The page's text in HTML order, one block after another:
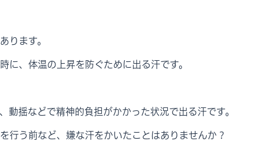
ります。
に、体温の上昇を防ぐために出る汗です。
動揺などで精神的負担がかかった状況で出る汗です。
行う前など、嫌な汗をかいたことはありませんか？